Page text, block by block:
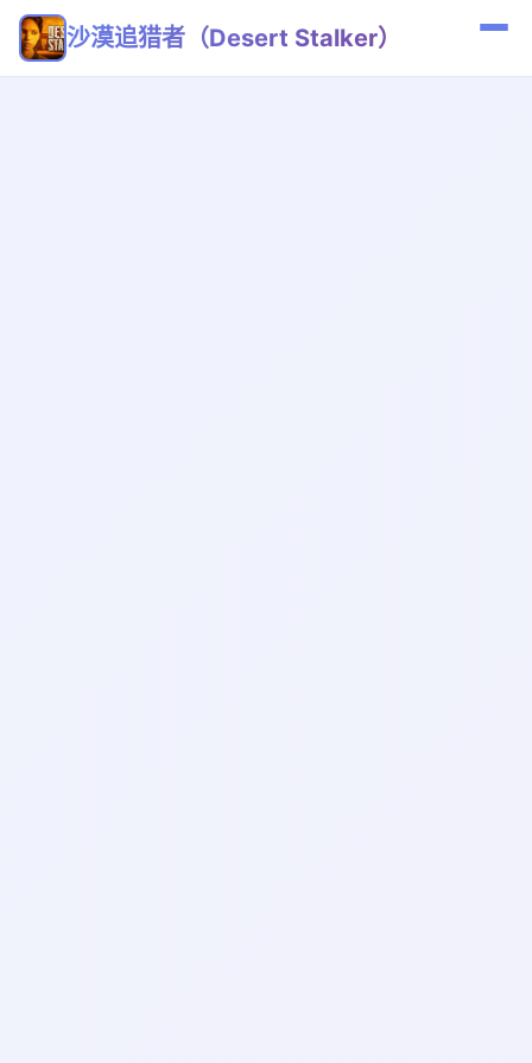
沙漠追猎者（Desert Stalker）